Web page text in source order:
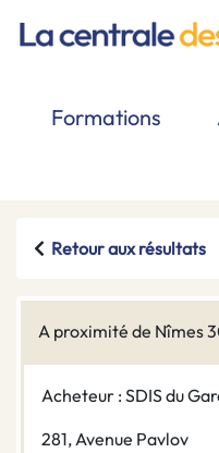
Formations
Retour aux résultats
A proximité de Nîmes
Acheteur : SDIS du
281, Avenue Pavlov